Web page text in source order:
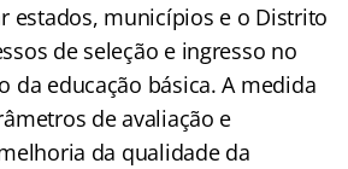
estados, municípios e o Distrito
de seleção e ingresso no
da educação básica. A medida
de avaliação e
da qualidade da